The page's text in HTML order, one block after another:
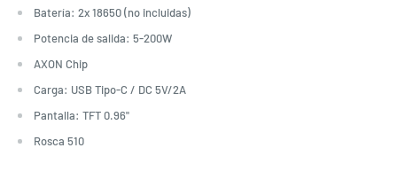
Batería: 2x 18650 (no incluidas)
Potencia de salida: 5-200W
AXON Chip
Carga: USB Tipo-C / DC 5V/2A
Pantalla: TFT 0.96"
Rosca 510